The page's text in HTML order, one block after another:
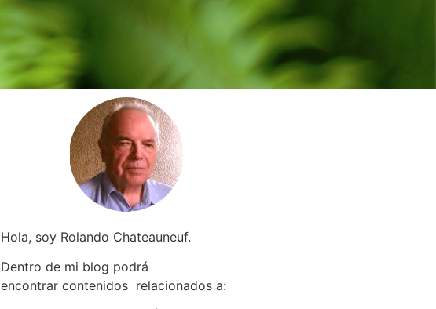
Hola, soy Rolando Chateauneuf.
Dentro de mi blog podrá
encontrar contenidos relacionados a: